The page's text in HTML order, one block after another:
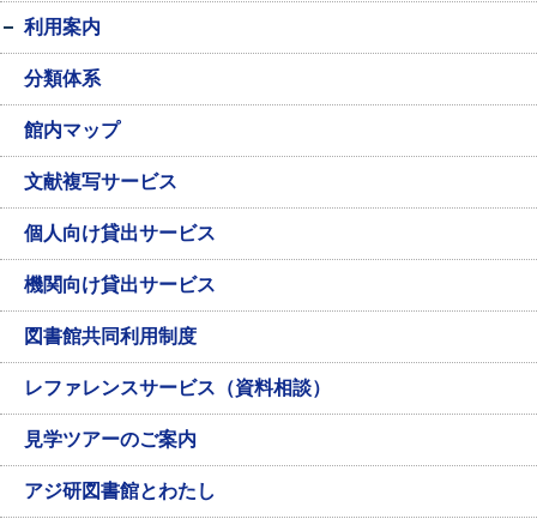
利用案内
分類体系
館内マップ
文献複写サービス
個人向け貸出サービス
機関向け貸出サービス
図書館共同利用制度
レファレンスサービス（資料相談）
見学ツアーのご案内
アジ研図書館とわたし